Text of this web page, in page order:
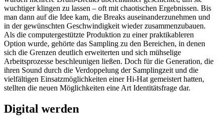
wuchtiger klingen zu lassen – oft mit chaotischen Ergebnissen. Bis
man dann auf die Idee kam, die Breaks auseinanderzunehmen und
in der gewünschten Geschwindigkeit wieder zusammenzubauen.
Als die computergestützte Produktion zu einer praktikableren
Option wurde, gehörte das Sampling zu den Bereichen, in denen
sich die Grenzen deutlich erweiterten und sich mühselige
Arbeitsprozesse beschleunigen ließen. Doch für die Generation, die
ihren Sound durch die Verdoppelung der Samplingzeit und die
vielfältigen Einsatzmöglichkeiten einer Hi-Hat gemeistert hatten,
stellten die neuen Möglichkeiten eine Art Identitätsfrage dar.
Digital werden